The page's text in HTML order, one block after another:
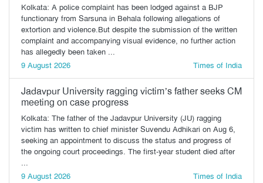
Kolkata: A police complaint has been lodged against a BJP
functionary from Sarsuna in Behala following allegations of
extortion and violence.But despite the submission of the written
complaint and accompanying visual evidence, no further action
has allegedly been taken ...
9 August 2026
Times of India
Jadavpur University ragging victim’s father seeks CM
meeting on case progress
Kolkata: The father of the Jadavpur University (JU) ragging
victim has written to chief minister Suvendu Adhikari on Aug 6,
seeking an appointment to discuss the status and progress of
the ongoing court proceedings. The first-year student died after
...
9 August 2026
Times of India